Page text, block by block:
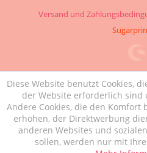
Versand und
Diese Website benutzt Cookies,
der Website erforderlich sind
Andere Cookies, die den Komfort
erhöhen, der Direktwerbung
anderen Websites und
sollen, werden nur mit